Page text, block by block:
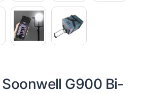
G900 Bi-